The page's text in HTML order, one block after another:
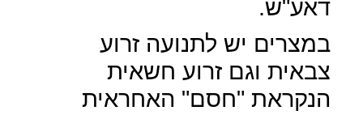
דאע"ש.
במצרים יש לתנועה זרוע
צבאית וגם זרוע חשאית
הנקראת "חסם" האחראית